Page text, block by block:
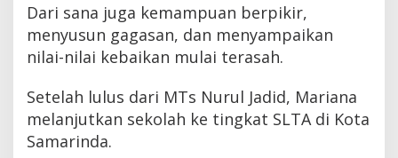
Dari sana juga kemampuan berpikir,
menyusun gagasan, dan menyampaikan
nilai-nilai kebaikan mulai terasah.
Setelah lulus dari MTs Nurul Jadid, Mariana
melanjutkan sekolah ke tingkat SLTA di Kota
Samarinda.